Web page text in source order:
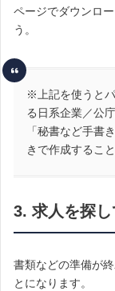
ページでダウンロ
う。
※上記を使うと
る日系企業／公
「秘書など手書
きで作成するこ
3. 求人を探し
書類などの準備が
とになります。